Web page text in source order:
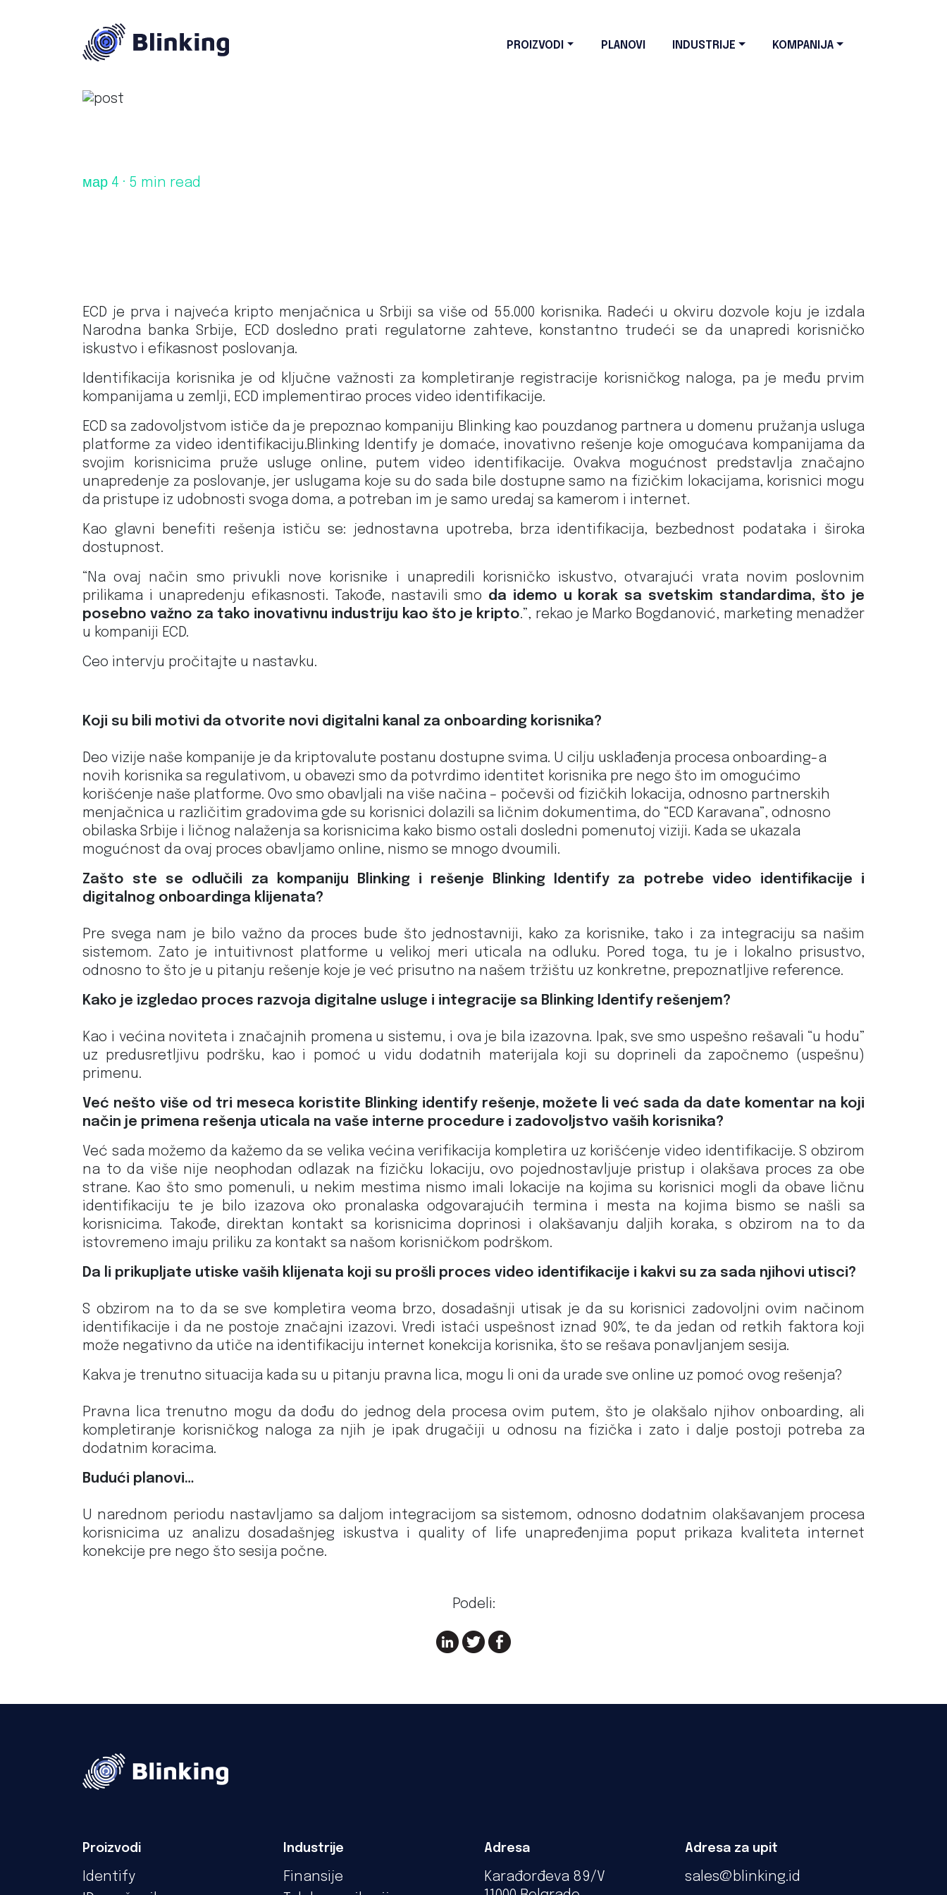
PROIZVODI PLANOVI INDUSTRIJE KOMPANIJA
мар 4 · 5 min read
ECD je prva i najveća kripto menjačnica u Srbiji sa više od 55.000 korisnika. Radeći u okviru dozvole koju je izdala
Narodna banka Srbije, ECD dosledno prati regulatorne zahteve, konstantno trudeći se da unapredi korisničko
iskustvo i efikasnost poslovanja.
Identifikacija korisnika je od ključne važnosti za kompletiranje registracije korisničkog naloga, pa je među prvim
kompanijama u zemlji, ECD implementirao proces video identifikacije.
ECD sa zadovoljstvom ističe da je prepoznao kompaniju Blinking kao pouzdanog partnera u domenu pružanja usluga
platforme za video identifikaciju.Blinking Identify je domaće, inovativno rešenje koje omogućava kompanijama da
svojim korisnicima pruže usluge online, putem video identifikacije. Ovakva mogućnost predstavlja značajno
unapredenje za poslovanje, jer uslugama koje su do sada bile dostupne samo na fizičkim lokacijama, korisnici mogu
da pristupe iz udobnosti svoga doma, a potreban im je samo uredaj sa kamerom i internet.
Kao glavni benefiti rešenja ističu se: jednostavna upotreba, brza identifikacija, bezbednost podataka i široka
dostupnost.
“Na ovaj način smo privukli nove korisnike i unapredili korisničko iskustvo, otvarajući vrata novim poslovnim
prilikama i unapredenju efikasnosti. Takođe, nastavili smo da idemo u korak sa svetskim standardima, što je
posebno važno za tako inovativnu industriju kao što je kripto.”, rekao je Marko Bogdanović, marketing menadžer
u kompaniji ECD.
Ceo intervju pročitajte u nastavku.
Koji su bili motivi da otvorite novi digitalni kanal za onboarding korisnika?
Deo vizije naše kompanije je da kriptovalute postanu dostupne svima. U cilju usklađenja procesa onboarding-a
novih korisnika sa regulativom, u obavezi smo da potvrdimo identitet korisnika pre nego što im omogućimo
korišćenje naše platforme. Ovo smo obavljali na više načina – počevši od fizičkih lokacija, odnosno partnerskih
menjačnica u različitim gradovima gde su korisnici dolazili sa ličnim dokumentima, do “ECD Karavana”, odnosno
obilaska Srbije i ličnog nalaženja sa korisnicima kako bismo ostali dosledni pomenutoj viziji. Kada se ukazala
mogućnost da ovaj proces obavljamo online, nismo se mnogo dvoumili.
Zašto ste se odlučili za kompaniju Blinking i rešenje Blinking Identify za potrebe video identifikacije i
digitalnog onboardinga klijenata?
Pre svega nam je bilo važno da proces bude što jednostavniji, kako za korisnike, tako i za integraciju sa našim
sistemom. Zato je intuitivnost platforme u velikoj meri uticala na odluku. Pored toga, tu je i lokalno prisustvo,
odnosno to što je u pitanju rešenje koje je već prisutno na našem tržištu uz konkretne, prepoznatljive reference.
Kako je izgledao proces razvoja digitalne usluge i integracije sa Blinking Identify rešenjem?
Kao i većina noviteta i značajnih promena u sistemu, i ova je bila izazovna. Ipak, sve smo uspešno rešavali “u hodu”
uz predusretljivu podršku, kao i pomoć u vidu dodatnih materijala koji su doprineli da započnemo (uspešnu)
primenu.
Već nešto više od tri meseca koristite Blinking identify rešenje, možete li već sada da date komentar na koji
način je primena rešenja uticala na vaše interne procedure i zadovoljstvo vaših korisnika?
Već sada možemo da kažemo da se velika većina verifikacija kompletira uz korišćenje video identifikacije. S obzirom
na to da više nije neophodan odlazak na fizičku lokaciju, ovo pojednostavljuje pristup i olakšava proces za obe
strane. Kao što smo pomenuli, u nekim mestima nismo imali lokacije na kojima su korisnici mogli da obave ličnu
identifikaciju te je bilo izazova oko pronalaska odgovarajućih termina i mesta na kojima bismo se našli sa
korisnicima. Takođe, direktan kontakt sa korisnicima doprinosi i olakšavanju daljih koraka, s obzirom na to da
istovremeno imaju priliku za kontakt sa našom korisničkom podrškom.
Da li prikupljate utiske vaših klijenata koji su prošli proces video identifikacije i kakvi su za sada njihovi utisci?
S obzirom na to da se sve kompletira veoma brzo, dosadašnji utisak je da su korisnici zadovoljni ovim načinom
identifikacije i da ne postoje značajni izazovi. Vredi istaći uspešnost iznad 90%, te da jedan od retkih faktora koji
može negativno da utiče na identifikaciju internet konekcija korisnika, što se rešava ponavljanjem sesija.
Kakva je trenutno situacija kada su u pitanju pravna lica, mogu li oni da urade sve online uz pomoć ovog rešenja?
Pravna lica trenutno mogu da dođu do jednog dela procesa ovim putem, što je olakšalo njihov onboarding, ali
kompletiranje korisničkog naloga za njih je ipak drugačiji u odnosu na fizička i zato i dalje postoji potreba za
dodatnim koracima.
Budući planovi…
U narednom periodu nastavljamo sa daljom integracijom sa sistemom, odnosno dodatnim olakšavanjem procesa
korisnicima uz analizu dosadašnjeg iskustva i quality of life unapređenjima poput prikaza kvaliteta internet
konekcije pre nego što sesija počne.
Podeli:
Proizvodi
Identify
Industrije
Finansije
Adresa
Karađorđeva 89/V
Adresa za upit
sales@blinking.id